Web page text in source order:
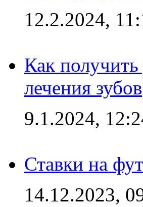
12.2.2024,
Как
лечения зубов
9.1.2024,
Ставки на
14.12.2023,